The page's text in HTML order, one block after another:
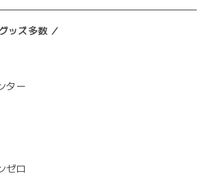
ッズ多数 ／
ター
ゼロ